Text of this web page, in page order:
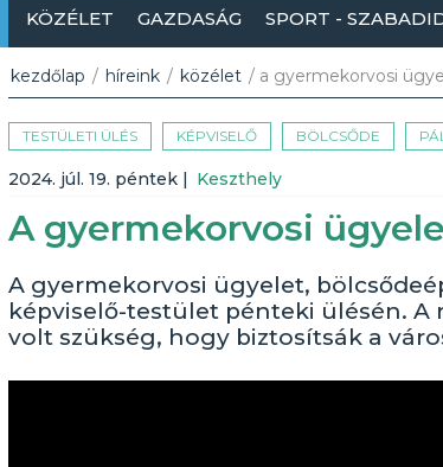
KÖZÉLET GAZDASÁG SPORT -
kezdőlap / híreink / közélet / a gyermekorvosi
TESTÜLETI ÜLÉS KÉPVISELŐ BÖLCSŐDE
2024. júl. 19. péntek | Keszthely
A gyermekorvosi
A gyermekorvosi ügyelet,
képviselő-testület pénteki ülésén.
volt szükség, hogy biztosítsák a